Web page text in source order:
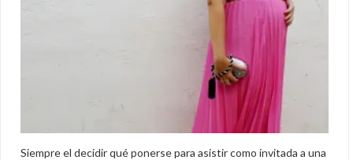
Siempre el decidir qué ponerse para asistir como invitada a una